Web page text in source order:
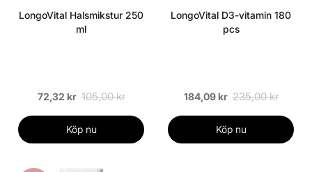
LongoVital Halsmikstur 250
ml
72,32 kr 105,00 kr
Köp nu
LongoVital D3-vitamin 180
pcs
184,09 kr 235,00 kr
Köp nu